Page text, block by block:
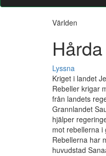
Världen
Lyssna
Kriget i landet
Rebeller krigar
från landets
Grannlandet
hjälper
mot rebellerna i
Rebellerna har
huvudstad